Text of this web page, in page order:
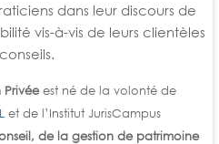
dans leur discours de
vis-à-vis de leurs clientèles
Privéeest né de la volonté de
et de l’Institut JurisCampus
de la gestion de patrimoine